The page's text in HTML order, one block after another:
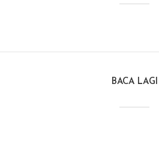
BACA LAGI